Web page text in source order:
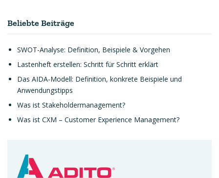
Beliebte Beiträge
SWOT-Analyse: Definition, Beispiele & Vorgehen
Lastenheft erstellen: Schritt für Schritt erklärt
Das AIDA-Modell: Definition, konkrete Beispiele und
Anwendungstipps
Was ist Stakeholdermanagement?
Was ist CXM – Customer Experience Management?